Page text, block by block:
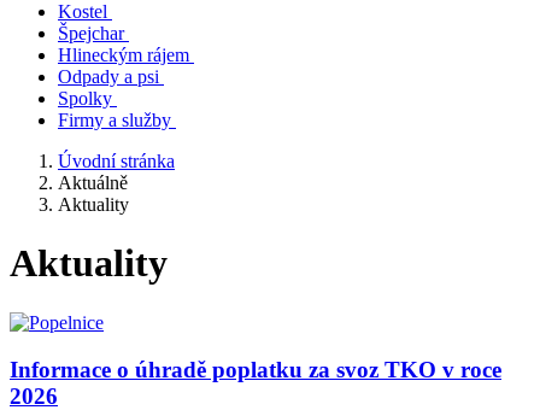
Kostel
Špejchar
Hlineckým rájem
Odpady a psi
Spolky
Firmy a služby
Úvodní stránka
Aktuálně
Aktuality
Aktuality
Informace o úhradě poplatku za svoz TKO v roce
2026